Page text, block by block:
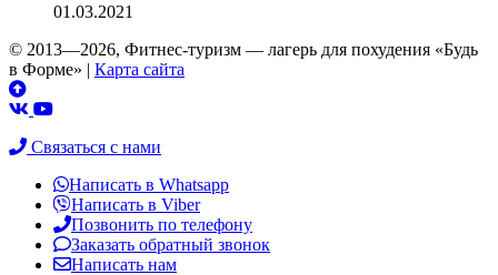
01.03.2021
© 2013—2026, Фитнес-туризм — лагерь для похудения «Будь
в Форме» | Карта сайта
Связаться с нами
Написать в Whatsapp
Написать в Viber
Позвонить по телефону
Заказать обратный звонок
Написать нам